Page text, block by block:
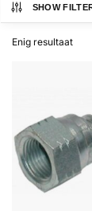
SHOW
Enig resultaat